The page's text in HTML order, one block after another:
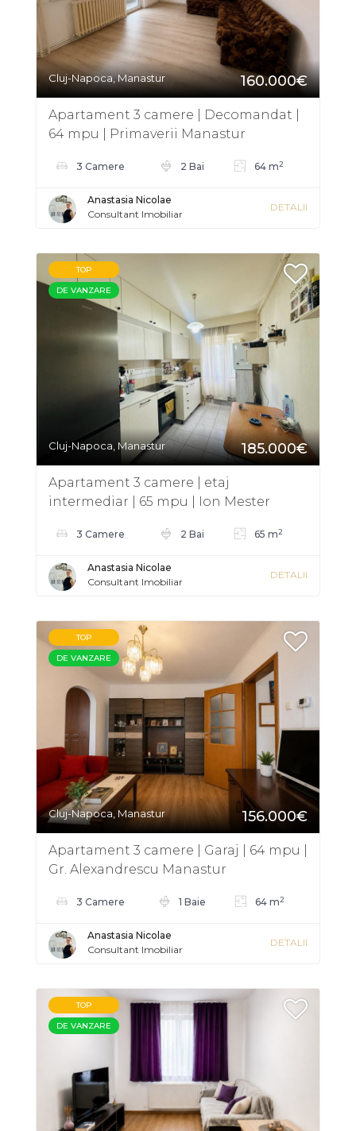
Cluj-Napoca, Manastur 160.000€
Apartament 3 camere | Decomandat |
64 mpu | Primaverii Manastur
3 Camere 2 Bai 64 m2
Anastasia Nicolae
Consultant Imobiliar
DETALII
TOP
DE VANZARE
Cluj-Napoca, Manastur 185.000€
Apartament 3 camere | etaj
intermediar | 65 mpu | Ion Mester
3 Camere 2 Bai 65 m2
Anastasia Nicolae
Consultant Imobiliar
DETALII
TOP
DE VANZARE
Cluj-Napoca, Manastur 156.000€
Apartament 3 camere | Garaj | 64 mpu |
Gr. Alexandrescu Manastur
3 Camere 1 Baie 64 m2
Anastasia Nicolae
Consultant Imobiliar
DETALII
TOP
DE VANZARE